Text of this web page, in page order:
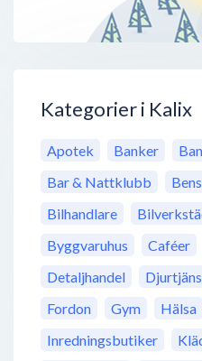
Kategorier i Kalix
Apotek Banker
Bar & Nattklubb
Bilhandlare
Byggvaruhus
Caféer
Detaljhandel
Fordon
Gym Hälsa
Inredningsbutiker